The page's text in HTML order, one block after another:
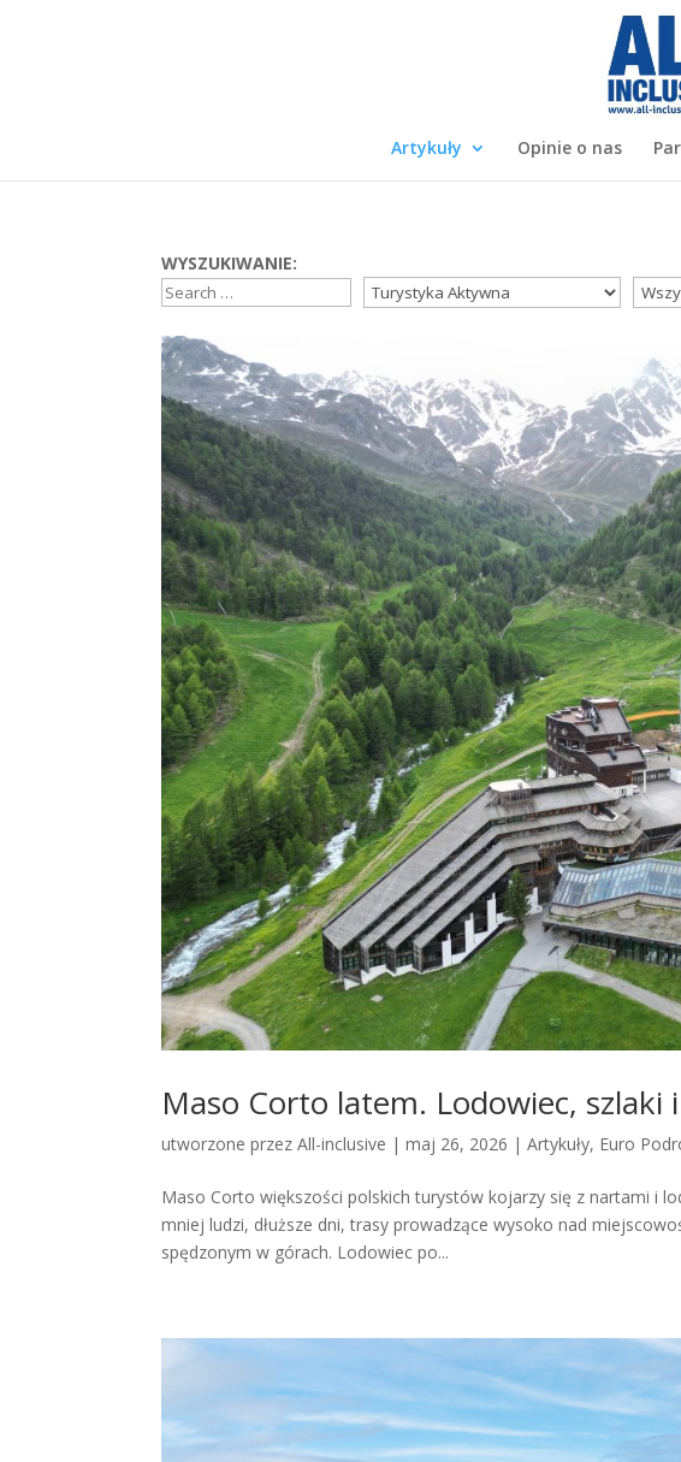
Artykuły Opinie o nas
WYSZUKIWANIE:
Maso Corto latem. Lodowiec, szlaki
utworzone przezAll-inclusive |maj 26, 2026 |Artykuły, Euro
Maso Corto większości polskich turystów kojarzy się z nartami i
mniej ludzi, dłuższe dni, trasy prowadzące wysoko nad
spędzonym w górach. Lodowiec po...